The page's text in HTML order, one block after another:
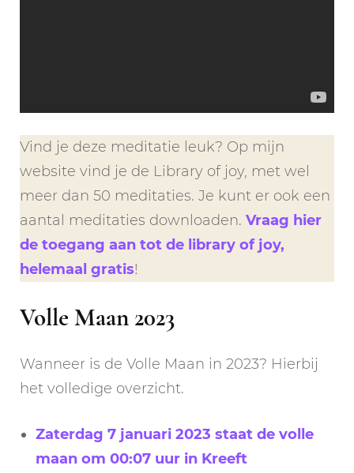
Vind je deze meditatie leuk? Op mijn
website vind je de Library of joy, met wel
meer dan 50 meditaties. Je kunt er ook een
aantal meditaties downloaden. Vraag hier
de toegang aan tot de library of joy,
helemaal gratis!
Volle Maan 2023
Wanneer is de Volle Maan in 2023? Hierbij
het volledige overzicht.
Zaterdag 7 januari 2023 staat de volle
maan om 00:07 uur in Kreeft